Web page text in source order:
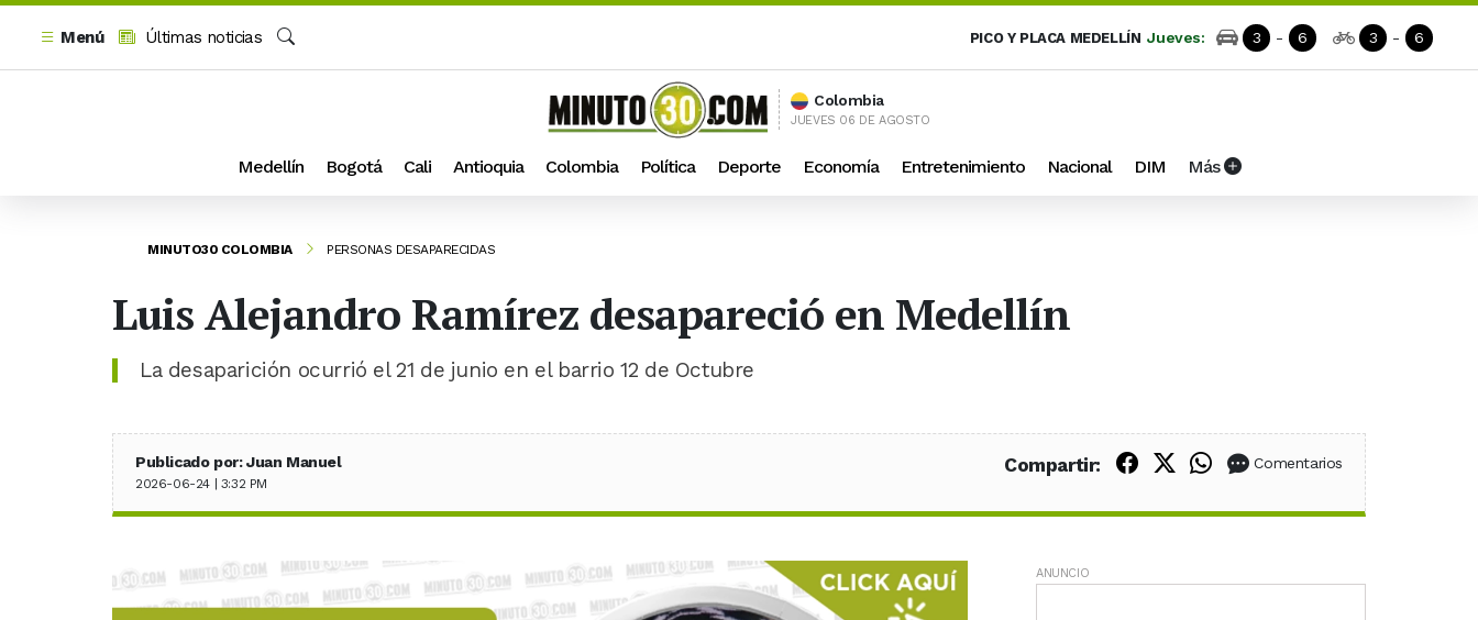
Menú
Últimas noticias
PICO Y PLACA MEDELLÍN Jueves: 3 - 6 3 - 6
Colombia
JUEVES 06 DE AGOSTO
Medellín Bogotá Cali Antioquia Colombia Política Deporte Economía Entretenimiento Nacional DIM Más
MINUTO30 COLOMBIA PERSONAS DESAPARECIDAS
Luis Alejandro Ramírez desapareció en Medellín
La desaparición ocurrió el 21 de junio en el barrio 12 de Octubre
Publicado por: Juan Manuel
2026-06-24 | 3:32 PM
Compartir: Compartir en Facebook
Compartir en X (Twitter)
Compartir en WhatsApp
Comentarios
ANUNCIO